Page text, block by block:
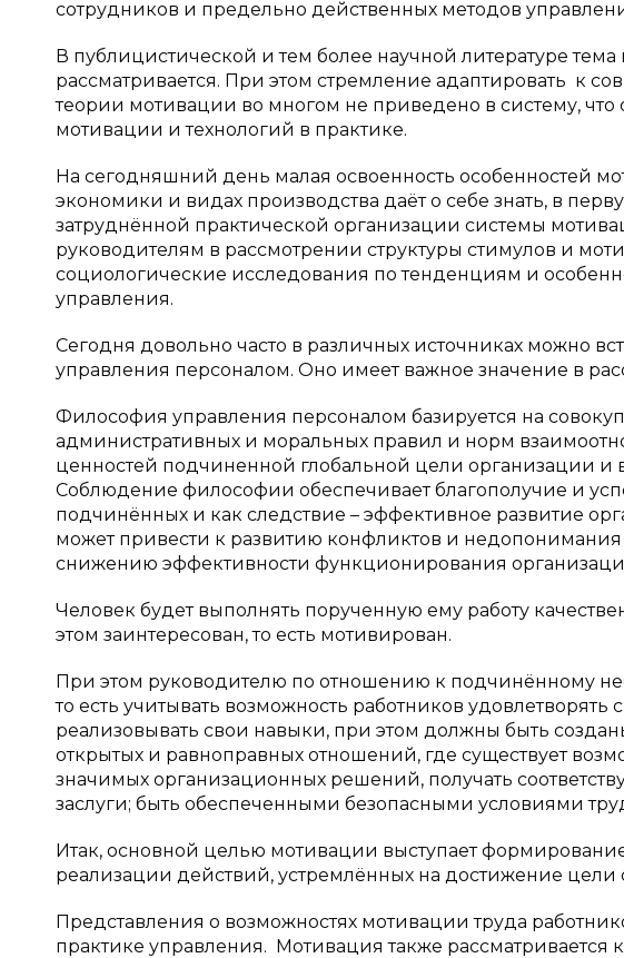
сотрудников и предельно действенных методов
В публицистической и тем более научной литературе
рассматривается. При этом стремление адаптировать к
теории мотивации во многом не приведено в систему, что
мотивации и технологий в практике.
На сегодняшний день малая освоенность особенностей
экономики и видах производства даёт о себе знать, в
затруднённой практической организации системы
руководителям в рассмотрении структуры стимулов и
социологические исследования по тенденциям и
управления.
Сегодня довольно часто в различных источниках можно
управления персоналом. Оно имеет важное значение в
Философия управления персоналом базируется на
административных и моральных правил и норм
ценностей подчиненной глобальной цели организации
Соблюдение философии обеспечивает благополучие и
подчинённых и как следствие – эффективное развитие
может привести к развитию конфликтов и
снижению эффективности функционирования
Человек будет выполнять порученную ему работу
этом заинтересован, то есть мотивирован.
При этом руководителю по отношению к подчинённому
то есть учитывать возможность работников
реализовывать свои навыки, при этом должны быть
открытых и равноправных отношений, где существует
значимых организационных решений, получать
заслуги; быть обеспеченными безопасными условиями
Итак, основной целью мотивации выступает
реализации действий, устремлённых на достижение
Представления о возможностях мотивации труда
практике управления. Мотивация также